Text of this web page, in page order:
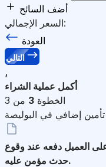
أضف السائح
السعر الإجمالي:
العودة
التالي
,
أكمل عملية الشراء
الخطوة 3 من 3
إضافي في البوليصة
العميل دفعه عند وقوع
حدث مؤمن عليه.